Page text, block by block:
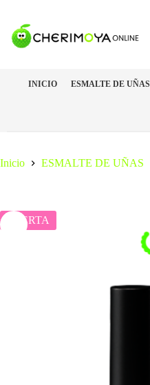
contenido
INICIO ESMALTE DE UÑAS
Inicio ESMALTE DE UÑAS
OFERTA